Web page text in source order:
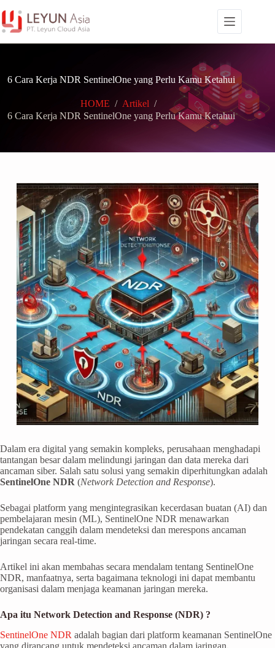
to
content
6 Cara Kerja NDR SentinelOne yang Perlu Kamu Ketahui
HOME / Artikel /
6 Cara Kerja NDR SentinelOne yang Perlu Kamu Ketahui
Dalam era digital yang semakin kompleks, perusahaan menghadapi
tantangan besar dalam melindungi jaringan dan data mereka dari
ancaman siber. Salah satu solusi yang semakin diperhitungkan adalah
SentinelOne NDR (Network Detection and Response).
Sebagai platform yang mengintegrasikan kecerdasan buatan (AI) dan
pembelajaran mesin (ML), SentinelOne NDR menawarkan
pendekatan canggih dalam mendeteksi dan merespons ancaman
jaringan secara real-time.
Artikel ini akan membahas secara mendalam tentang SentinelOne
NDR, manfaatnya, serta bagaimana teknologi ini dapat membantu
organisasi dalam menjaga keamanan jaringan mereka.
Apa itu Network Detection and Response (NDR) ?
SentinelOne NDR adalah bagian dari platform keamanan SentinelOne
yang dirancang untuk mendeteksi ancaman dalam jaringan,